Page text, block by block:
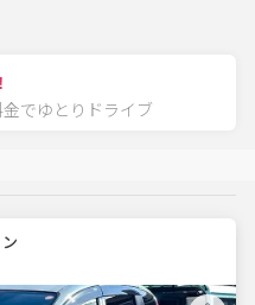
でゆとりドライブ